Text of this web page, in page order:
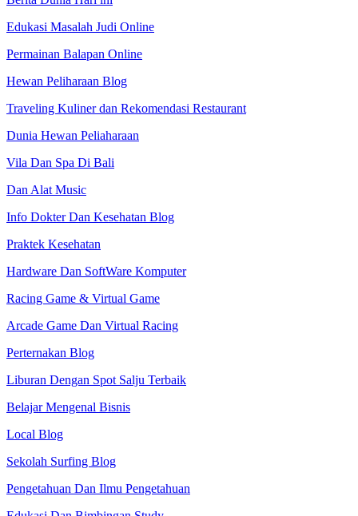
Edukasi Masalah Judi Online
Permainan Balapan Online
Hewan Peliharaan Blog
Traveling Kuliner dan Rekomendasi Restaurant
Dunia Hewan Peliaharaan
Vila Dan Spa Di Bali
Dan Alat Music
Info Dokter Dan Kesehatan Blog
Praktek Kesehatan
Hardware Dan SoftWare Komputer
Racing Game & Virtual Game
Arcade Game Dan Virtual Racing
Perternakan Blog
Liburan Dengan Spot Salju Terbaik
Belajar Mengenal Bisnis
Local Blog
Sekolah Surfing Blog
Pengetahuan Dan Ilmu Pengetahuan